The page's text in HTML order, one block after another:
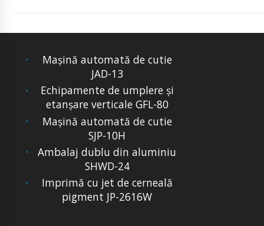
Mașină automată de cutie
JAD-13
Echipamente de umplere și
etanșare verticale GFL-80
Mașină automată de cutie
SJP-10H
Ambalaj dublu din aluminiu
SHWD-24
Imprimă cu jet de cerneală
pigment JP-2616W